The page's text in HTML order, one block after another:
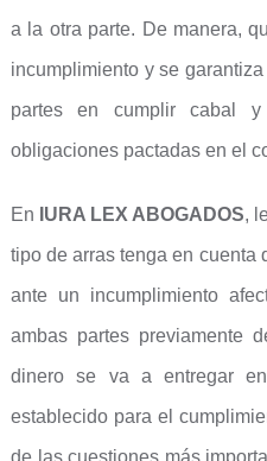
a la otra parte. De manera,
incumplimiento y se
partes en cumplir cabal y
obligaciones pactadas en el
En IURA LEX ABOGADOS,
tipo de arras tenga en cuenta
ante un incumplimiento
ambas partes previamente
dinero se va a entregar
establecido para el
de las cuestiones más